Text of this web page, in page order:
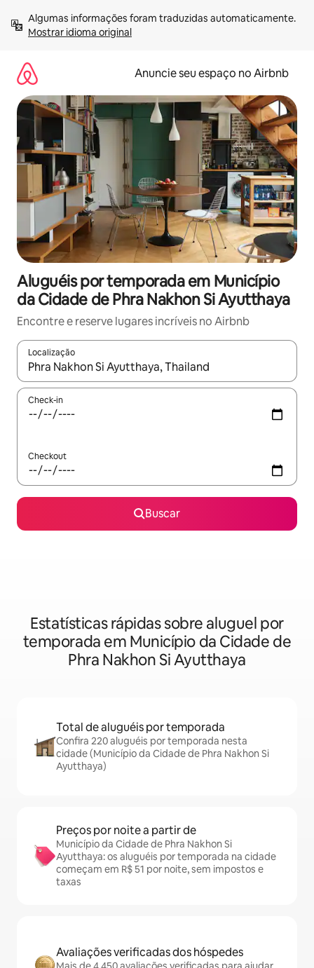
para
Mostrar idioma original
Anuncie seu espaço no Airbnb
Aluguéis por temporada em Município
da Cidade de Phra Nakhon Si Ayutthaya
Encontre e reserve lugares incríveis no Airbnb
Localização
Quando os resultados estiverem disponíveis, explore-os
Check-in
Checkout
Buscar
Estatísticas rápidas sobre aluguel por
temporada em Município da Cidade de
Phra Nakhon Si Ayutthaya
Total de aluguéis por temporada
Confira 220 aluguéis por temporada nesta
cidade (Município da Cidade de Phra Nakhon Si
Ayutthaya)
Preços por noite a partir de
Município da Cidade de Phra Nakhon Si
Ayutthaya: os aluguéis por temporada na cidade
começam em R$ 51 por noite, sem impostos e
taxas
Avaliações verificadas dos hóspedes